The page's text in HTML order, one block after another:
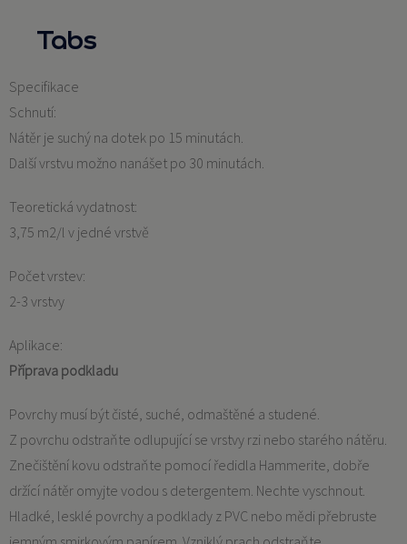
Tabs
Specifikace
Schnutí:
Nátěr je suchý na dotek po 15 minutách.
Další vrstvu možno nanášet po 30 minutách.
Teoretická vydatnost:
3,75 m2/l v jedné vrstvě
Počet vrstev:
2-3 vrstvy
Aplikace:
Příprava podkladu
Povrchy musí být čisté, suché, odmaštěné a studené.
Z povrchu odstraňte odlupující se vrstvy rzi nebo starého nátěru.
Znečištění kovu odstraňte pomocí ředidla Hammerite, dobře
držící nátěr omyjte vodou s detergentem. Nechte vyschnout.
Hladké, lesklé povrchy a podklady z PVC nebo mědi přebruste